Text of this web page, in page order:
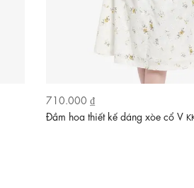
710.000 ₫
Đầm hoa thiết kế dáng xòe cổ V